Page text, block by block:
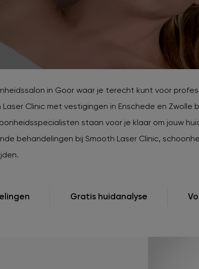
zones
Huidproblemen tijdens
zwangerschap
Huidveroudering /
Ingegroeide haren
in Goor waar je terecht kunt voor
Clinic met vestigingen in Enschede en Zwolle
staan voor je klaar om jouw
behandelingen bij Smooth Laser Clinic,
Gratis huidanalyse